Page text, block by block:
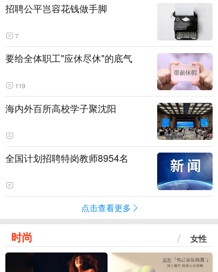
招聘公平岂容花钱做手脚
7
要给全体职工"应休尽休"的底气
119
海内外百所高校学子聚沈阳
全国计划招聘特岗教师8954名
点击查看更多
时尚 女性